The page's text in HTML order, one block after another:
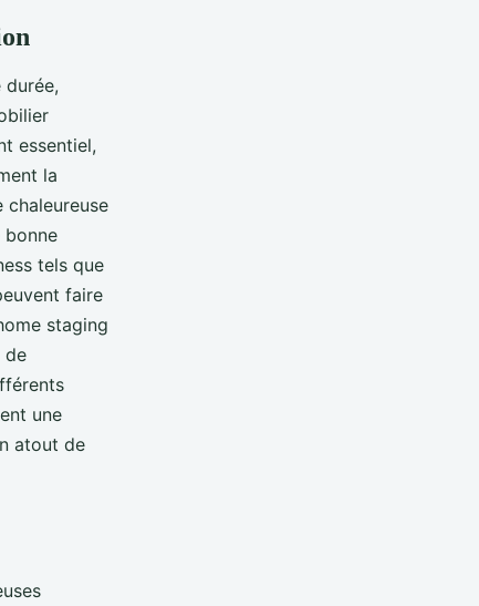
essentiel,
la
chaleureuse
bonne
tels que
faire
staging
de
une
atout de